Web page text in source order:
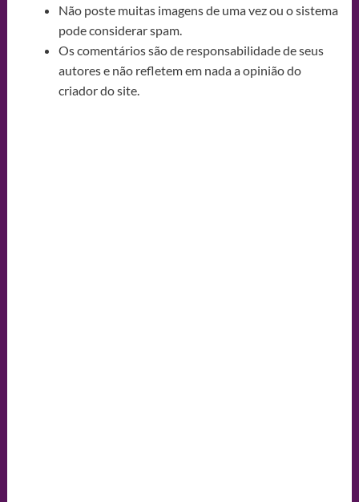
Não poste muitas imagens de uma vez ou o sistema
pode considerar spam.
Os comentários são de responsabilidade de seus
autores e não refletem em nada a opinião do
criador do site.